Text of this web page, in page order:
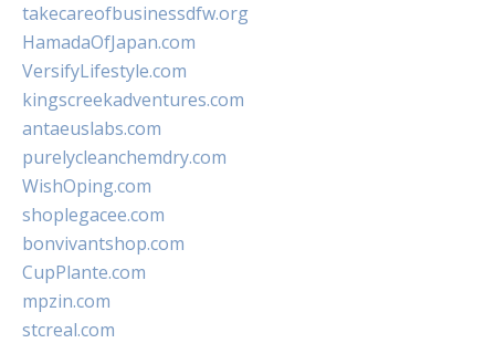
takecareofbusinessdfw.org
HamadaOfJapan.com
VersifyLifestyle.com
kingscreekadventures.com
antaeuslabs.com
purelycleanchemdry.com
WishOping.com
shoplegacee.com
bonvivantshop.com
CupPlante.com
mpzin.com
stcreal.com